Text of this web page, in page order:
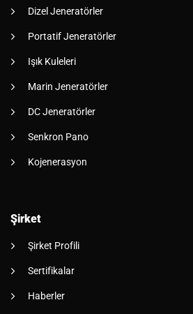
Dizel Jeneratörler
Portatif Jeneratörler
Işık Kuleleri
Marin Jeneratörler
DC Jeneratörler
Senkron Pano
Kojenerasyon
Şirket
Şirket Profili
Sertifikalar
Haberler